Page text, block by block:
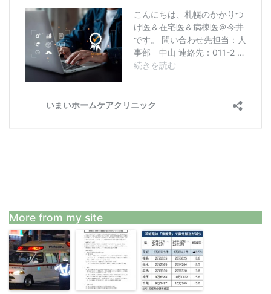
More from my site